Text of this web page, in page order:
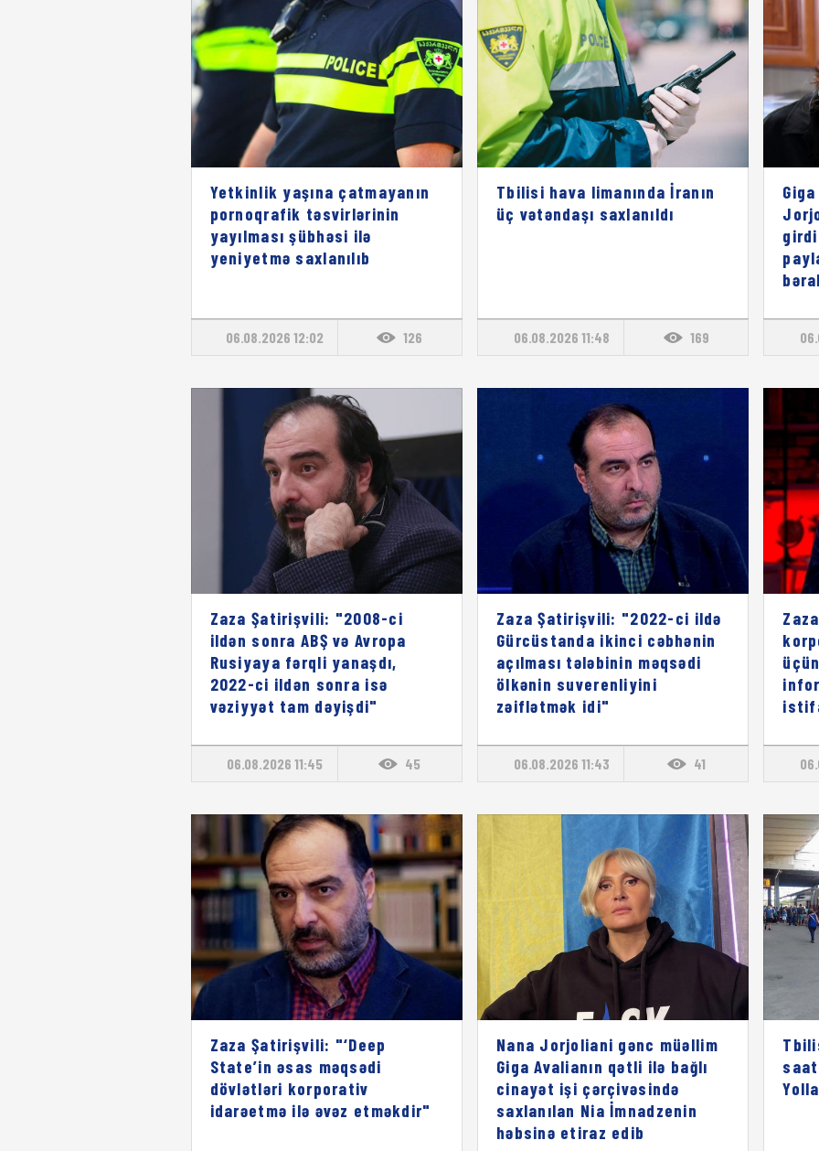
Yetkinlik yaşına çatmayanın
pornoqrafik təsvirlərinin
yayılması şübhəsi ilə
yeniyetmə saxlanılıb
06.08.2026 12:02 126
Tbilisi hava limanında İranın
üç vətəndaşı saxlanıldı
06.08.2026 11:48 169
Zaza Şatirişvili: "2008-ci
ildən sonra ABŞ və Avropa
Rusiyaya fərqli yanaşdı,
2022-ci ildən sonra isə
vəziyyət tam dəyişdi"
06.08.2026 11:45 45
Zaza Şatirişvili: "2022-ci ildə
Gürcüstanda ikinci cəbhənin
açılması tələbinin məqsədi
ölkənin suverenliyini
zəiflətmək idi"
06.08.2026 11:43 41
Zaza Şatirişvili: "‘Deep
State’in əsas məqsədi
dövlətləri korporativ
idarəetmə ilə əvəz etməkdir"
Nana Jorjoliani gənc müəllim
Giga Avalianın qətli ilə bağlı
cinayət işi çərçivəsində
saxlanılan Nia İmnadzenin
həbsinə etiraz edib